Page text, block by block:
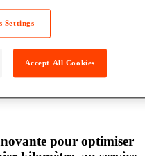
en Italie
pour optimiser
Settings
Accept All Cookies